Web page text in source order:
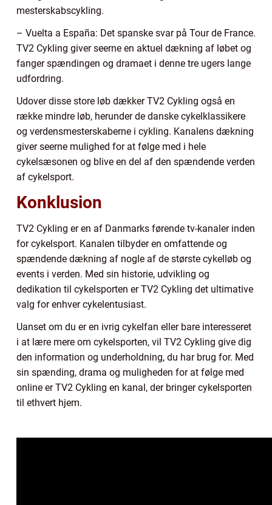
mesterskabscykling.
– Vuelta a España: Det spanske svar på Tour de France.
TV2 Cykling giver seerne en aktuel dækning af løbet og
fanger spændingen og dramaet i denne tre ugers lange
udfordring.
Udover disse store løb dækker TV2 Cykling også en
række mindre løb, herunder de danske cykelklassikere
og verdensmesterskaberne i cykling. Kanalens dækning
giver seerne mulighed for at følge med i hele
cykelsæsonen og blive en del af den spændende verden
af cykelsport.
Konklusion
TV2 Cykling er en af Danmarks førende tv-kanaler inden
for cykelsport. Kanalen tilbyder en omfattende og
spændende dækning af nogle af de største cykelløb og
events i verden. Med sin historie, udvikling og
dedikation til cykelsporten er TV2 Cykling det ultimative
valg for enhver cykelentusiast.
Uanset om du er en ivrig cykelfan eller bare interesseret
i at lære mere om cykelsporten, vil TV2 Cykling give dig
den information og underholdning, du har brug for. Med
sin spænding, drama og muligheden for at følge med
online er TV2 Cykling en kanal, der bringer cykelsporten
til ethvert hjem.